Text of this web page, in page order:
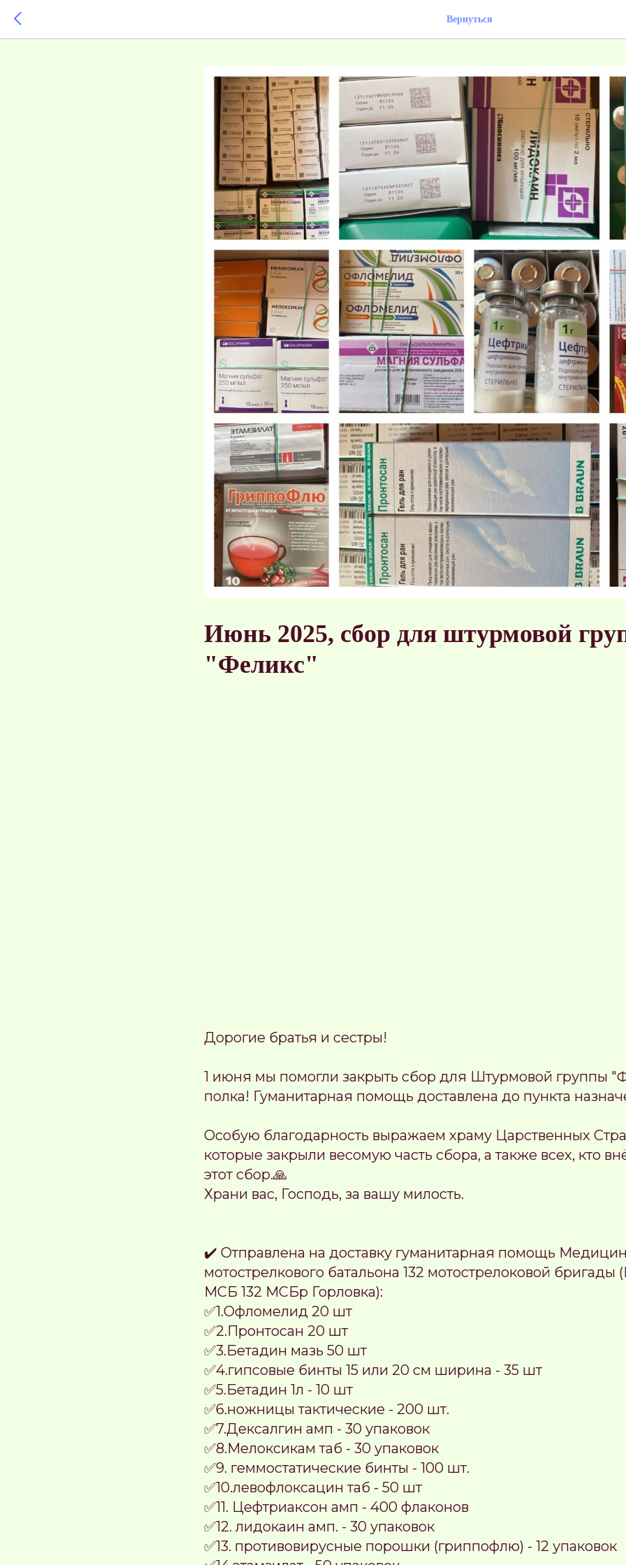
Вернуться
Июнь 2025, сбор для штурмовой
"Феликс"
Дорогие братья и сестры!
1 июня мы помогли закрыть сбор для Штурмовой группы
полка! Гуманитарная помощь доставлена до пункта
Особую благодарность выражаем храму Царственных
которые закрыли весомую часть сбора, а также всех, кто
этот сбор.🙏
Храни вас, Господь, за вашу милость.
✔️ Отправлена на доставку гуманитарная помощь
мотострелкового батальона 132 мотострелоковой бригады
МСБ 132 МСБр Горловка):
✅1.Офломелид 20 шт
✅2.Пронтосан 20 шт
✅3.Бетадин мазь 50 шт
✅4.гипсовые бинты 15 или 20 см ширина - 35 шт
✅5.Бетадин 1л - 10 шт
✅6.ножницы тактические - 200 шт.
✅7.Дексалгин амп - 30 упаковок
✅8.Мелоксикам таб - 30 упаковок
✅9. геммостатические бинты - 100 шт.
✅10.левофлоксацин таб - 50 шт
✅11. Цефтриаксон амп - 400 флаконов
✅12. лидокаин амп. - 30 упаковок
✅13. противовирусные порошки (гриппофлю) - 12 упаковок